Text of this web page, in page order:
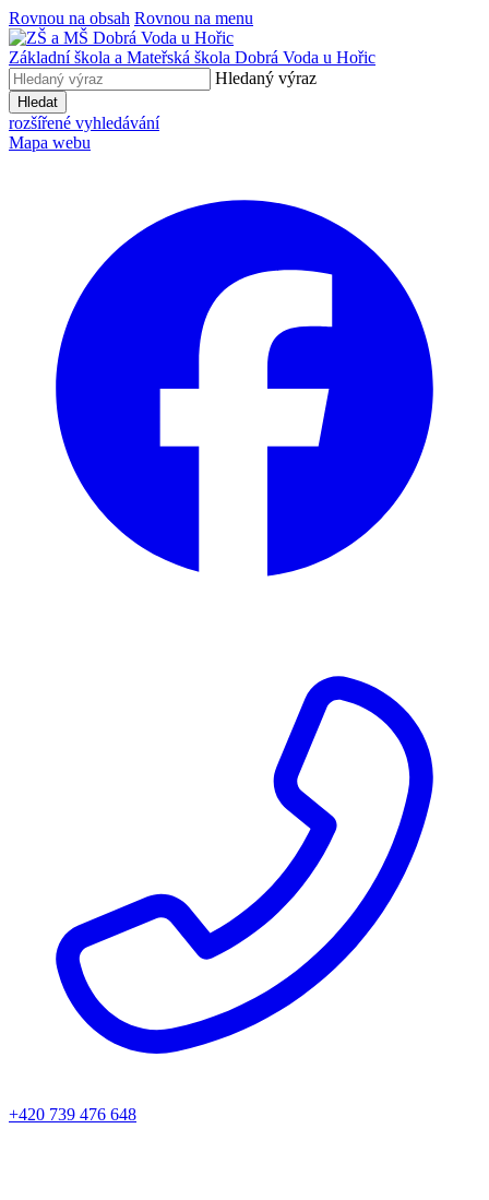
Rovnou na obsah Rovnou na menu
Základní škola a Mateřská škola Dobrá Voda u Hořic
Hledaný výraz
Hledat
rozšířené vyhledávání
Mapa webu
+420 739 476 648